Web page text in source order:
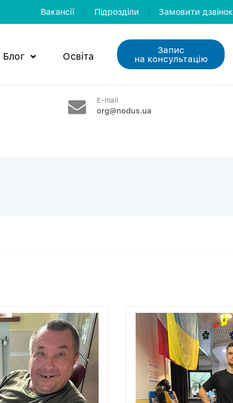
Вакансії / Пiдроздiли / Замовити дзвiнок
Блог Освiта
Запис
на консультацiю
E-mail
org@nodus.ua